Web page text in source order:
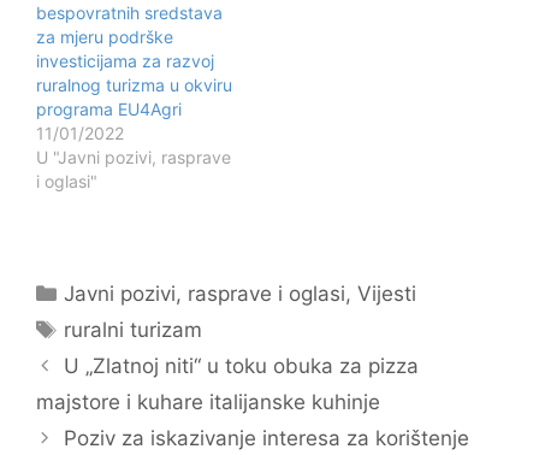
bespovratnih sredstava
za mjeru podrške
investicijama za razvoj
ruralnog turizma u okviru
programa EU4Agri
11/01/2022
U "Javni pozivi, rasprave
i oglasi"
Kategorije
Javni pozivi, rasprave i oglasi,Vijesti
Oznake
ruralni turizam
Navigacija
objava
U „Zlatnoj niti“ u toku obuka za pizza
majstore i kuhare italijanske kuhinje
Poziv za iskazivanje interesa za korištenje